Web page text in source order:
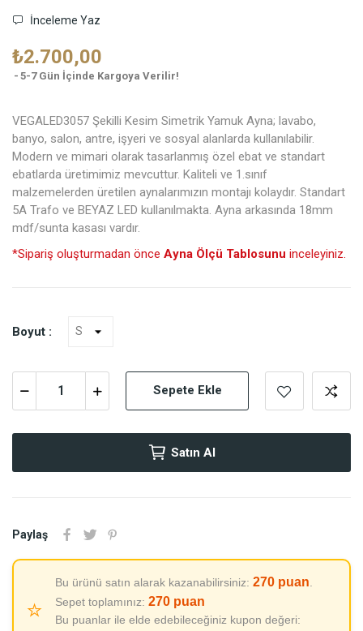
İnceleme Yaz
₺2.700,00
5-7 Gün İçinde Kargoya Verilir!
VEGALED3057 Şekilli Kesim Simetrik Yamuk Ayna; lavabo,
banyo, salon, antre, işyeri ve sosyal alanlarda kullanılabilir.
Modern ve mimari olarak tasarlanmış özel ebat ve standart
ebatlarda üretimimiz mevcuttur. Kaliteli ve 1.sınıf
malzemelerden üretilen aynalarımızın montajı kolaydır. Standart
5A Trafo ve BEYAZ LED kullanılmakta. Ayna arkasında 18mm
mdf/sunta kasası vardır.
*Sipariş oluşturmadan önce Ayna Ölçü Tablosunu inceleyiniz.
Boyut :
Sepete Ekle
Satın Al
Paylaş
⭐
Bu ürünü satın alarak kazanabilirsiniz: 270 puan
Sepet toplamınız: 270 puan
Bu puanlar ile elde edebileceğiniz kupon değeri: